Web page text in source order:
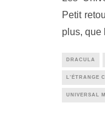
Petit
plus, que
DRACULA
L'ÉTRANGE
UNIVERSAL